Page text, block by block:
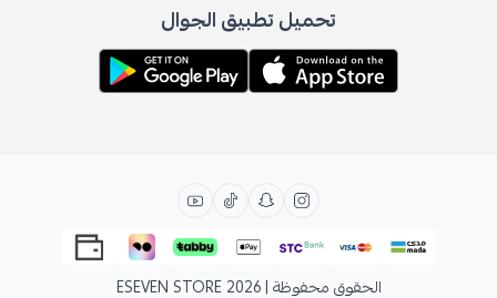
تحميل تطبيق الجوال
الحقوق محفوظة | 2026 ESEVEN STORE